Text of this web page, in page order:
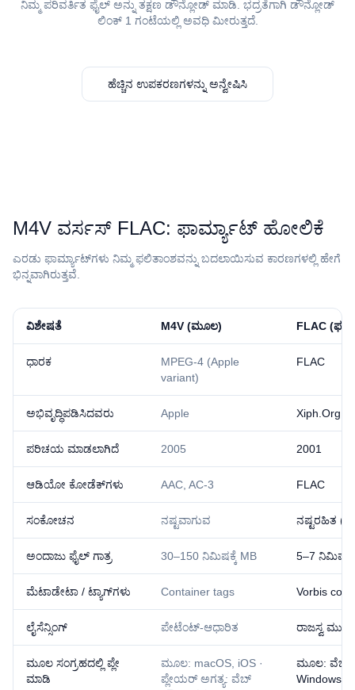
ನಿಮ್ಮ ಪರಿವರ್ತಿತ ಫೈಲ್ ಅನ್ನು ತಕ್ಷಣ ಡೌನ್ಲೋಡ್ ಮಾಡಿ. ಭದ್ರತೆಗಾಗಿ ಡೌನ್ಲೋಡ್
ಲಿಂಕ್ 1 ಗಂಟೆಯಲ್ಲಿ ಅವಧಿ ಮೀರುತ್ತದೆ.
ಹೆಚ್ಚಿನ ಉಪಕರಣಗಳನ್ನು ಅನ್ವೇಷಿಸಿ
⁦M4V⁩ ವರ್ಸಸ್ ⁦FLAC⁩: ಫಾರ್ಮ್ಯಾಟ್ ಹೋಲಿಕೆ
ಎರಡು ಫಾರ್ಮ್ಯಾಟ್‌ಗಳು ನಿಮ್ಮ ಫಲಿತಾಂಶವನ್ನು ಬದಲಾಯಿಸುವ ಕಾರಣಗಳಲ್ಲಿ ಹೇಗೆ
ಭಿನ್ನವಾಗಿರುತ್ತವೆ.
ವಿಶೇಷತೆ ⁦M4V⁩ (ಮೂಲ) ⁦FLAC⁩
ಧಾರಕ
MPEG-4 (Apple
variant)
FLAC
ಅಭಿವೃದ್ಧಿಪಡಿಸಿದವರು Apple Xiph.Org
ಪರಿಚಯ ಮಾಡಲಾಗಿದೆ 2005 2001
ಆಡಿಯೋ ಕೋಡೆಕ್‌ಗಳು AAC, AC-3 FLAC
ಸಂಕೋಚನ ನಷ್ಟವಾಗುವ ನಷ್ಟರಹಿತ
ಅಂದಾಜು ಫೈಲ್ ಗಾತ್ರ 30–150 ನಿಮಿಷಕ್ಕೆ MB 5–7 ನಿಮಿಷಕ್ಕೆ
ಮೆಟಾಡೇಟಾ / ಟ್ಯಾಗ್‌ಗಳು Container tags Vorbis
ಲೈಸೆನ್ಸಿಂಗ್ ಪೇಟೆಂಟ್-ಆಧಾರಿತ ರಾಜಸ್ವ ಮುಕ್ತ
ಮೂಲ ಸಂಗ್ರಹದಲ್ಲಿ ಪ್ಲೇ
ಮಾಡಿ
ಮೂಲ: macOS, iOS ·
ಪ್ಲೇಯರ್ ಅಗತ್ಯ: ವೆಬ್
ಮೂಲ: ವೆಬ್
Windows,